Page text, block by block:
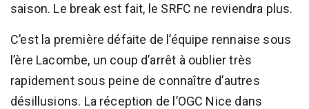
saison. Le break est fait, le SRFC ne reviendra plus.
C’est la première défaite de l’équipe rennaise sous
l’ère Lacombe, un coup d’arrêt à oublier très
rapidement sous peine de connaître d’autres
désillusions. La réception de l’OGC Nice dans